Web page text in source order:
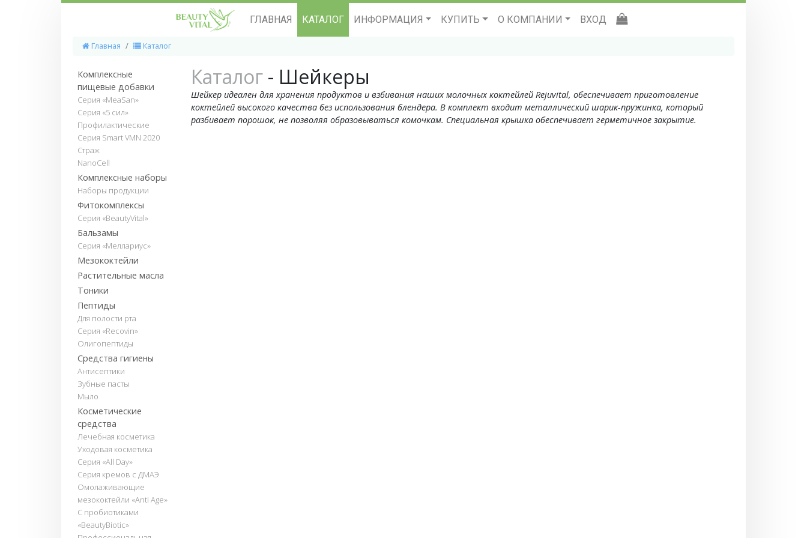
ГЛАВНАЯ КАТАЛОГ ИНФОРМАЦИЯ КУПИТЬ О КОМПАНИИ ВХОД
Главная Каталог
Комплексные
пищевые добавки
Серия «MeaSan»
Серия «5 сил»
Профилактические
Серия Smart VMN 2020
Страж
NanoCell
Комплексные наборы
Наборы продукции
Фитокомплексы
Серия «BeautyVital»
Бальзамы
Серия «Меллариус»
Мезококтейли
Растительные масла
Тоники
Пептиды
Для полости рта
Серия «Recovin»
Олигопептиды
Средства гигиены
Антисептики
Зубные пасты
Мыло
Косметические
средства
Лечебная косметика
Уходовая косметика
Серия «All Day»
Серия кремов с ДМАЭ
Омолаживающие
мезококтейли «Anti Age»
С пробиотиками
«BeautyBiotic»
Каталог- Шейкеры
Шейкер идеален для хранения продуктов и взбивания наших молочных коктейлей Rejuvital, обеспечивает приготовление
коктейлей высокого качества без использования блендера. В комплект входит металлический шарик-пружинка, который
разбивает порошок, не позволяя образовываться комочкам. Специальная крышка обеспечивает герметичное закрытие.